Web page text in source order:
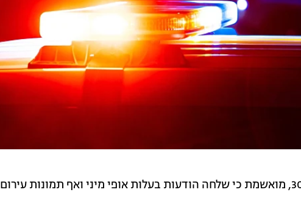
פנסילבניה: אשלי אוטום מונגל, מורה בת 30, מואשמת כי שלחה הודעות בעלות אופי מיני ואף תמונות עירום